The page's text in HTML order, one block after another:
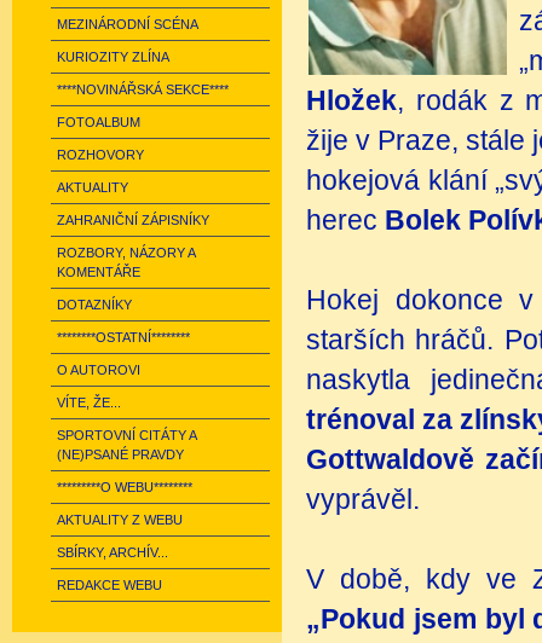
MEZINÁRODNÍ SCÉNA
KURIOZITY ZLÍNA
****NOVINÁŘSKÁ SEKCE****
FOTOALBUM
ROZHOVORY
AKTUALITY
ZAHRANIČNÍ ZÁPISNÍKY
ROZBORY, NÁZORY A
KOMENTÁŘE
DOTAZNÍKY
********OSTATNÍ********
O AUTOROVI
VÍTE, ŽE...
SPORTOVNÍ CITÁTY A
(NE)PSANÉ PRAVDY
*********O WEBU********
AKTUALITY Z WEBU
SBÍRKY, ARCHÍV...
REDAKCE WEBU
Hložek, rodák z
žije v Praze, stále
hokejová klání
herec Bolek
Hokej dokonce
starších hráčů.
naskytla
trénoval za
Gottwaldově
vyprávěl.
V době, kdy ve
„Pokud jsem byl